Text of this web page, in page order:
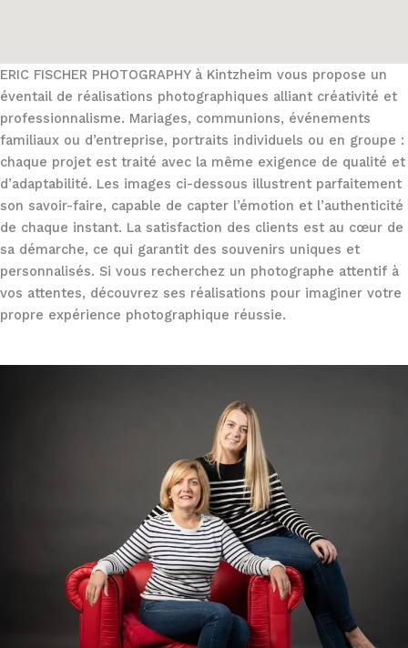
ERIC FISCHER PHOTOGRAPHY à Kintzheim vous propose un
éventail de réalisations photographiques alliant créativité et
professionnalisme. Mariages, communions, événements
familiaux ou d’entreprise, portraits individuels ou en groupe :
chaque projet est traité avec la même exigence de qualité et
d’adaptabilité. Les images ci-dessous illustrent parfaitement
son savoir-faire, capable de capter l’émotion et l’authenticité
de chaque instant. La satisfaction des clients est au cœur de
sa démarche, ce qui garantit des souvenirs uniques et
personnalisés. Si vous recherchez un photographe attentif à
vos attentes, découvrez ses réalisations pour imaginer votre
propre expérience photographique réussie.